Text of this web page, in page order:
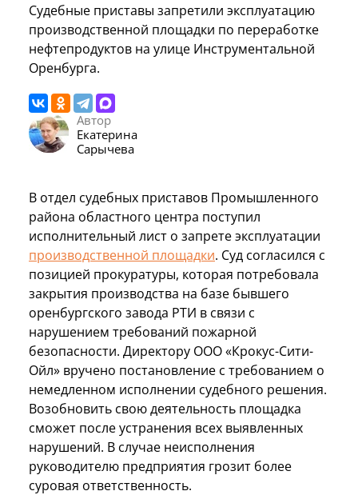
Судебные приставы запретили эксплуатацию
производственной площадки по переработке
нефтепродуктов на улице Инструментальной
Оренбурга.
Автор
Екатерина
Сарычева
В отдел судебных приставов Промышленного
района областного центра поступил
исполнительный лист о запрете эксплуатации
производственной площадки. Суд согласился с
позицией прокуратуры, которая потребовала
закрытия производства на базе бывшего
оренбургского завода РТИ в связи с
нарушением требований пожарной
безопасности. Директору ООО «Крокус-Сити-
Ойл» вручено постановление с требованием о
немедленном исполнении судебного решения.
Возобновить свою деятельность площадка
сможет после устранения всех выявленных
нарушений. В случае неисполнения
руководителю предприятия грозит более
суровая ответственность.